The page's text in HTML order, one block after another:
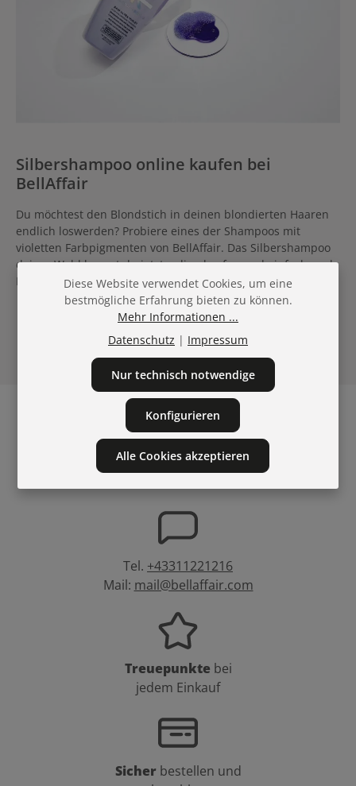
Silbershampoo online kaufen bei
BellAffair
Du möchtest den Blondstich in deinen blondierten Haaren
endlich loswerden? Probiere eines der Shampoos mit
violetten Farbpigmenten von BellAffair. Das Silbershampoo
deiner Wahl kannst du jetzt online kaufen und einfach nach
Hause liefern lassen.
Versandkostenfreiin
Tel. +43311221216
Mail: mail@bellaffair.com
Treuepunkte bei
jedem Einkauf
Sicher bestellen und
Diese Website verwendet Cookies, um eine
bestmögliche Erfahrung bieten zu können.
Mehr Informationen ...
Datenschutz | Impressum
Nur technisch notwendige
Konfigurieren
Alle Cookies akzeptieren